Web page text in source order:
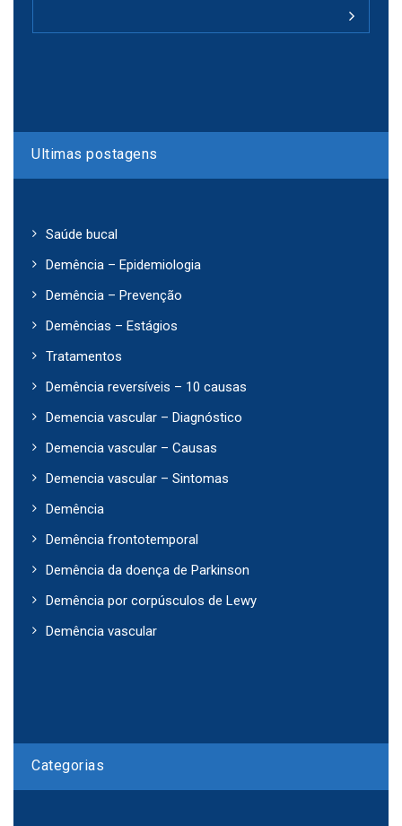
Ultimas postagens
Saúde bucal
Demência – Epidemiologia
Demência – Prevenção
Demências – Estágios
Tratamentos
Demência reversíveis – 10 causas
Demencia vascular – Diagnóstico
Demencia vascular – Causas
Demencia vascular – Sintomas
Demência
Demência frontotemporal
Demência da doença de Parkinson
Demência por corpúsculos de Lewy
Demência vascular
Categorias